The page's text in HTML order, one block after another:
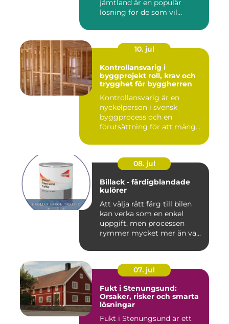
jämtland är en populär
lösning för de som vil...
10. jul
Kontrollansvarig i
byggprojekt roll, krav och
trygghet för byggherren
Kontrollansvarig är en
nyckelperson i svensk
byggprocess och en
förutsättning för att många
08. jul
Billack - färdigblandade
kulörer
Att välja rätt färg till bilen
kan verka som en enkel
uppgift, men processen
rymmer mycket mer än va...
07. jul
Fukt i Stenungsund:
Orsaker, risker och smarta
lösningar
Fukt i Stenungsund är ett